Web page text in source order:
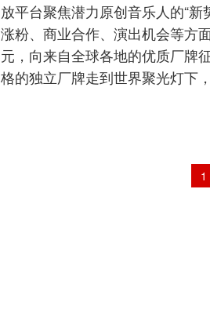
放平台聚焦潜力原创音乐人的“新
涨粉、商业合作、演出机会等方
元，向来自全球各地的优质厂牌
格的独立厂牌走到世界聚光灯下
1